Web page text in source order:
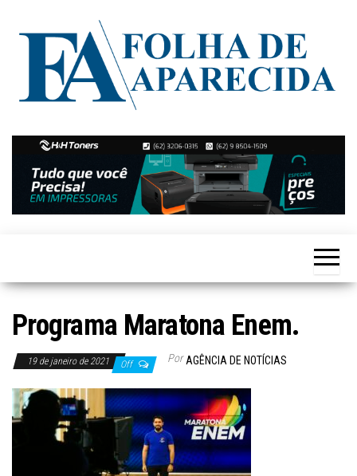
Folha de
Aparecida
Notícias
de
Aparecida
de
Goiânia
Programa Maratona Enem.
19 de janeiro de 2021 Off Por AGÊNCIA DE NOTÍCIAS